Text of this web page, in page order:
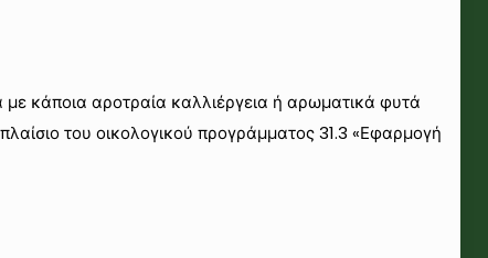
με κάποια αροτραία καλλιέργεια ή αρωματικά φυτά
του οικολογικού προγράμματος 31.3 «Εφαρμογή